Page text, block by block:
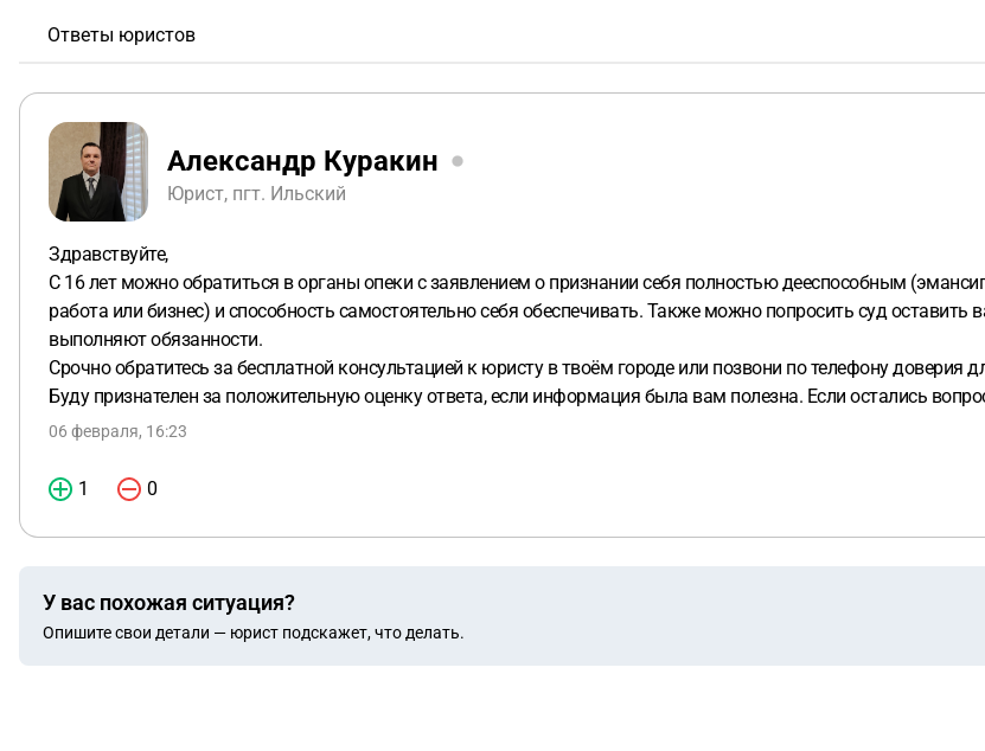
Ответы юристов
Александр Куракин
Юрист, пгт. Ильский
Здравствуйте,
С 16 лет можно обратиться в органы опеки с заявлением о признании себя полностью дееспособным
работа или бизнес) и способность самостоятельно себя обеспечивать. Также можно попросить суд оставить
выполняют обязанности.
Срочно обратитесь за бесплатной консультацией к юристу в твоём городе или позвони по телефону доверия
Буду признателен за положительную оценку ответа, если информация была вам полезна. Если остались
06 февраля, 16:23
1 0
У вас похожая ситуация?
Опишите свои детали — юрист подскажет, что делать.